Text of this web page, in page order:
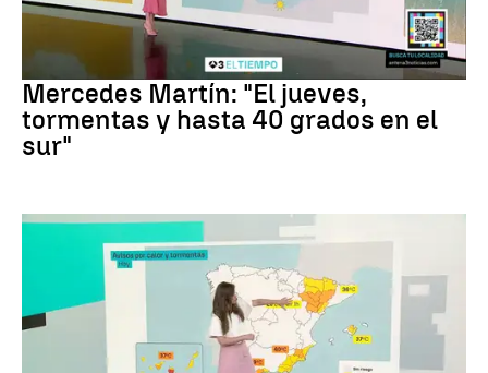
La Previsión
Mercedes Martín: "El jueves,
tormentas y hasta 40 grados en el
sur"